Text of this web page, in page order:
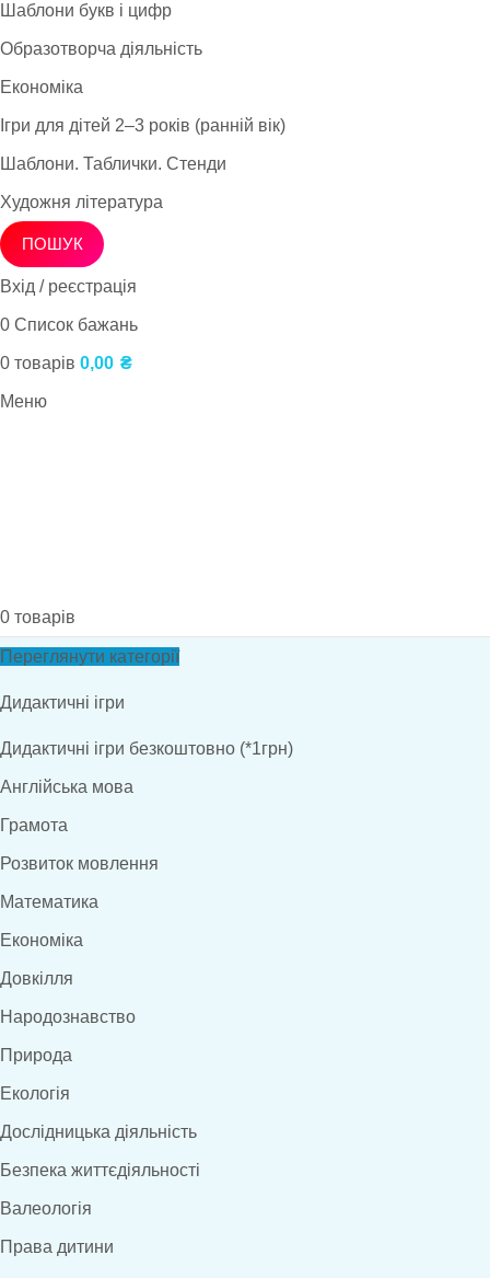
Шаблони букв і цифр
Образотворча діяльність
Економіка
Ігри для дітей 2–3 років (ранній вік)
Шаблони. Таблички. Стенди
Художня література
ПОШУК
Вхід / реєстрація
0 Список бажань
0 товарів 0,00 ₴
Меню
0 товарів
Переглянути категорії
Дидактичні ігри
Дидактичні ігри безкоштовно (*1грн)
Англійська мова
Грамота
Розвиток мовлення
Математика
Економіка
Довкілля
Народознавство
Природа
Екологія
Дослідницька діяльність
Безпека життєдіяльності
Валеологія
Права дитини